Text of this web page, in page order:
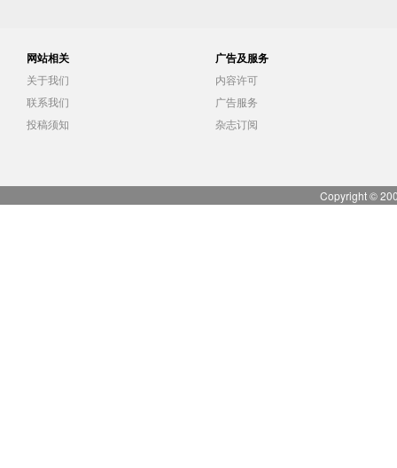
网站相关
关于我们
联系我们
投稿须知
广告及服务
内容许可
广告服务
杂志订阅
Copyright ©